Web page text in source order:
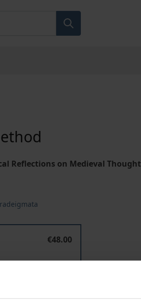
Reflections on Medieval Thought
€48.00